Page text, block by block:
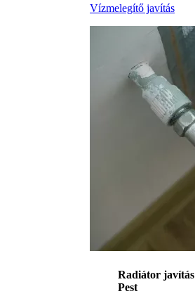
Vízmelegítő javítás
Radiátor javítás
Pest